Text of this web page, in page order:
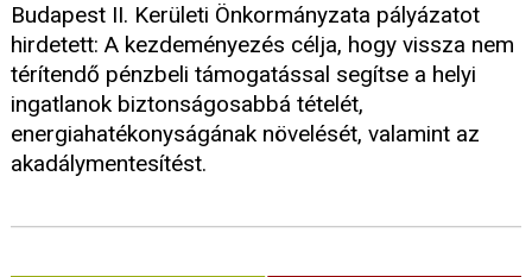
Budapest II. Kerületi Önkormányzata pályázatot
hirdetett: A kezdeményezés célja, hogy vissza nem
térítendő pénzbeli támogatással segítse a helyi
ingatlanok biztonságosabbá tételét,
energiahatékonyságának növelését, valamint az
akadálymentesítést.